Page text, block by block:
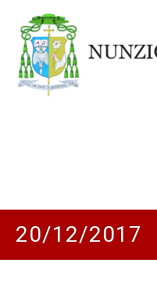
20/12/2017